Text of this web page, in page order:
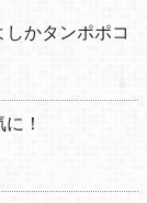
かタンポポコ
！